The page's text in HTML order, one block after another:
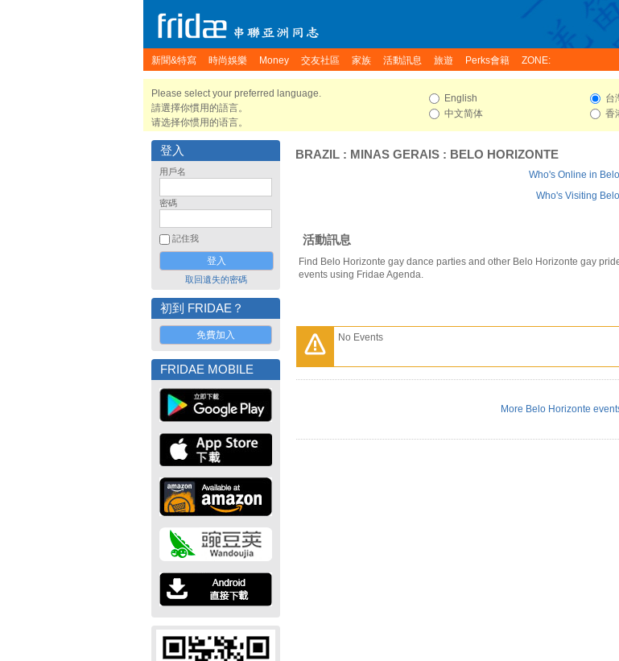
新聞&特寫 時尚娛樂 Money 交友社區 家族 活動訊息 旅遊 Perks會籍 ZONE:
Please select your preferred language.
請選擇你慣用的語言。
请选择你惯用的语言。
English
中文简体
台
香
登入
用戶名
密碼
記住我
取回遺失的密碼
初到 FRIDAE？
免費加入
FRIDAE MOBILE
BRAZIL : MINAS GERAIS : BELO HORIZONTE
Who's Online in
Who's Visiting
活動訊息
Find Belo Horizonte gay dance parties and other Belo Horizonte gay
events using Fridae Agenda.
No Events
More Belo Horizonte